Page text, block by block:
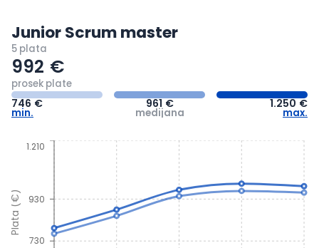
Junior Scrum master
5 plata
992 €
prosek plate
746 €
min.
961 €
medijana
1.250 €
max.
730
930
1.210
Plata (€)